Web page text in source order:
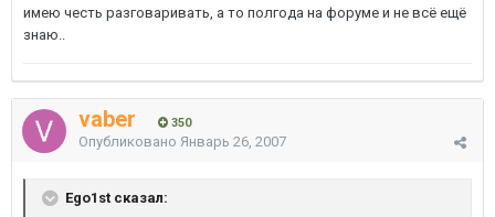
имею честь разговаривать, а то полгода на форуме и не всё ещё
знаю..
vaber 350
Опубликовано Январь 26, 2007
Ego1st сказал: